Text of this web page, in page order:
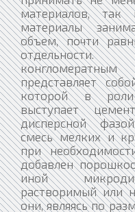
материалов, так
материалы
объем, почти
представляет
которой в роли
выступает
дисперсной
смесь мелких и
при
добавлен
иной
растворимый или
они, являясь по